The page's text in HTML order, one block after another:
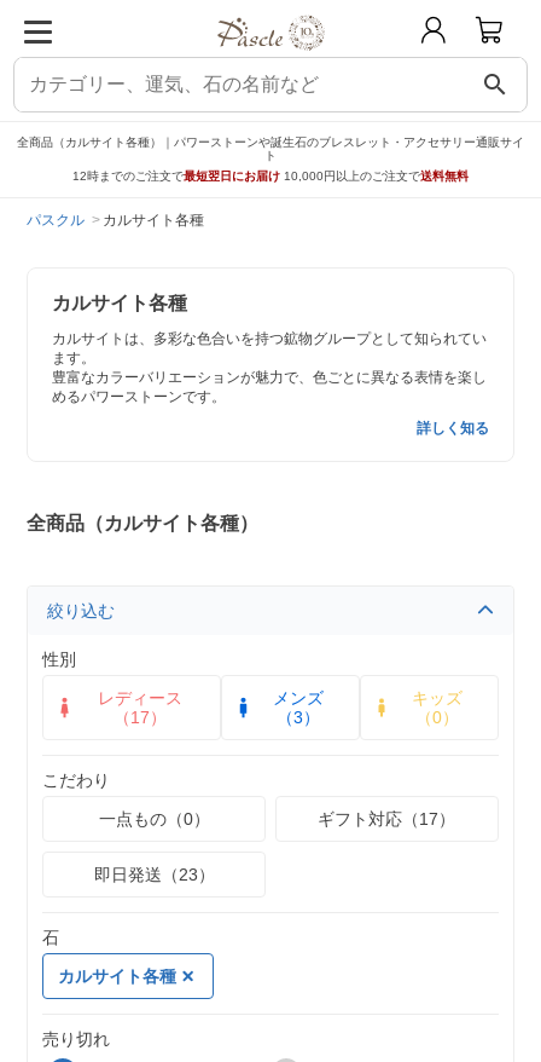
search
全商品（カルサイト各種）｜パワーストーンや誕生石のブレスレット・アクセサリー通販サイ
ト
12時までのご注文で最短翌日にお届け 10,000円以上のご注文で送料無料
パスクル カルサイト各種
カルサイト各種
カルサイトは、多彩な色合いを持つ鉱物グループとして知られてい
ます。
豊富なカラーバリエーションが魅力で、色ごとに異なる表情を楽し
めるパワーストーンです。
詳しく知る
全商品（カルサイト各種）
絞り込む
性別
レディース
（17）
メンズ
（3）
キッズ
（0）
こだわり
一点もの（0）
ギフト対応（17）
即日発送（23）
石
カルサイト各種
売り切れ